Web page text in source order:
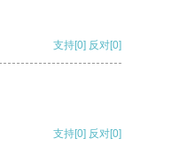
支持[0] 反对[0]
支持[0] 反对[0]